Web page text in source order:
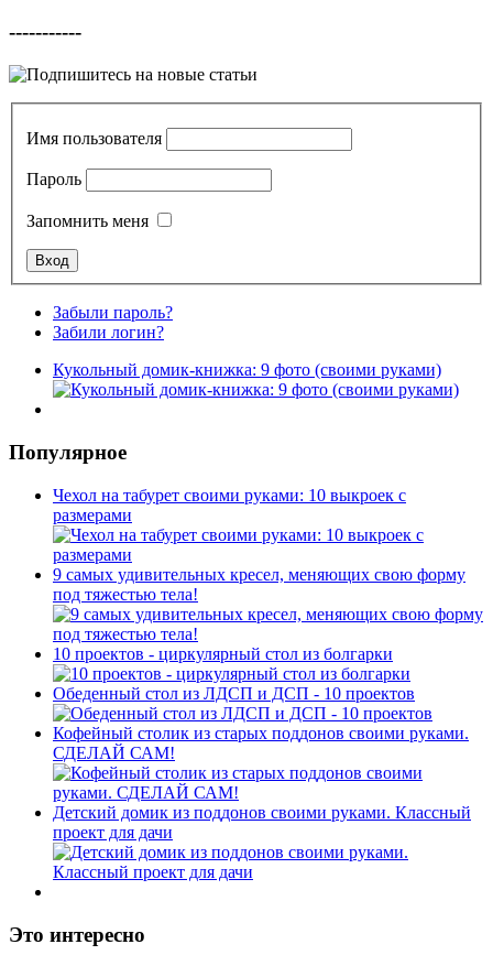
-----------
Имя пользователя
Пароль
Запомнить меня
Забыли пароль?
Забили логин?
Кукольный домик-книжка: 9 фото (своими руками)
Популярное
Чехол на табурет своими руками: 10 выкроек с
размерами
9 самых удивительных кресел, меняющих свою форму
под тяжестью тела!
10 проектов - циркулярный стол из болгарки
Обеденный стол из ЛДСП и ДСП - 10 проектов
Кофейный столик из старых поддонов своими руками.
СДЕЛАЙ САМ!
Детский домик из поддонов своими руками. Классный
проект для дачи
Это интересно